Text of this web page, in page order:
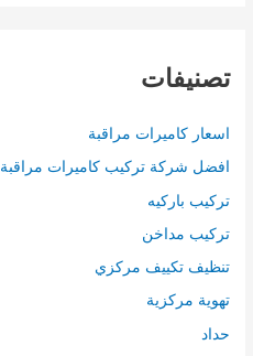
تصنيفات
اسعار كاميرات مراقبة
افضل شركة تركيب كاميرات مراقبة
تركيب باركيه
تركيب مداخن
تنظيف تكييف مركزي
تهوية مركزية
حداد